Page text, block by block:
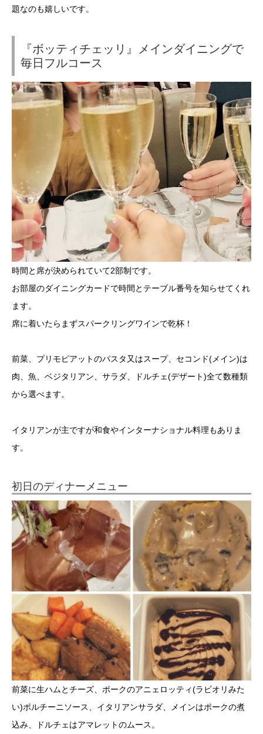
題なのも嬉しいです。
『ボッティチェッリ』メインダイニングで
毎日フルコース
時間と席が決められていて2部制です。
お部屋のダイニングカードで時間とテーブル番号を知らせてくれ
ます。
席に着いたらまずスパークリングワインで乾杯！
前菜、プリモピアットのパスタ又はスープ、セコンド(メイン)は
肉、魚、ベジタリアン、サラダ、ドルチェ(デザート)全て数種類
から選べます。
イタリアンが主ですが和食やインターナショナル料理もありま
す。
初日のディナーメニュー
前菜に生ハムとチーズ、ポークのアニェロッティ(ラビオリみた
い)ポルチーニソース、イタリアンサラダ、メインはポークの煮
込み、ドルチェはアマレットのムース。